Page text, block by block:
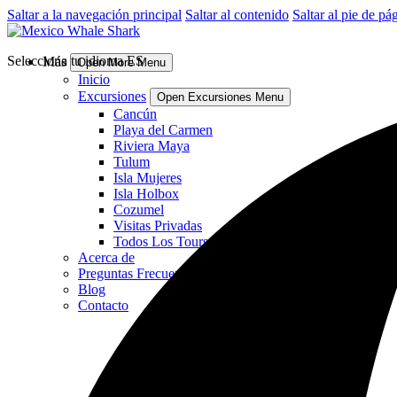
Saltar a la navegación principal Saltar al contenido Saltar al pie de
Más Open More Menu
Inicio
Excursiones
Open Excursiones Menu
Cancún
Playa del Carmen
Riviera Maya
Tulum
Isla Mujeres
Isla Holbox
Cozumel
Visitas Privadas
Todos Los Tours
Acerca de
Preguntas Frecuentes
Blog
Contacto
Selecciona tu idioma ES